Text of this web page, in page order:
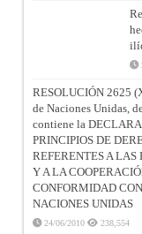
RESOLUCIÓN 2625
de Naciones Unidas,
contiene la
PRINCIPIOS DE
REFERENTES A
Y A LA
CONFORMIDAD
NACIONES UNIDAS
24/06/2010 238,554